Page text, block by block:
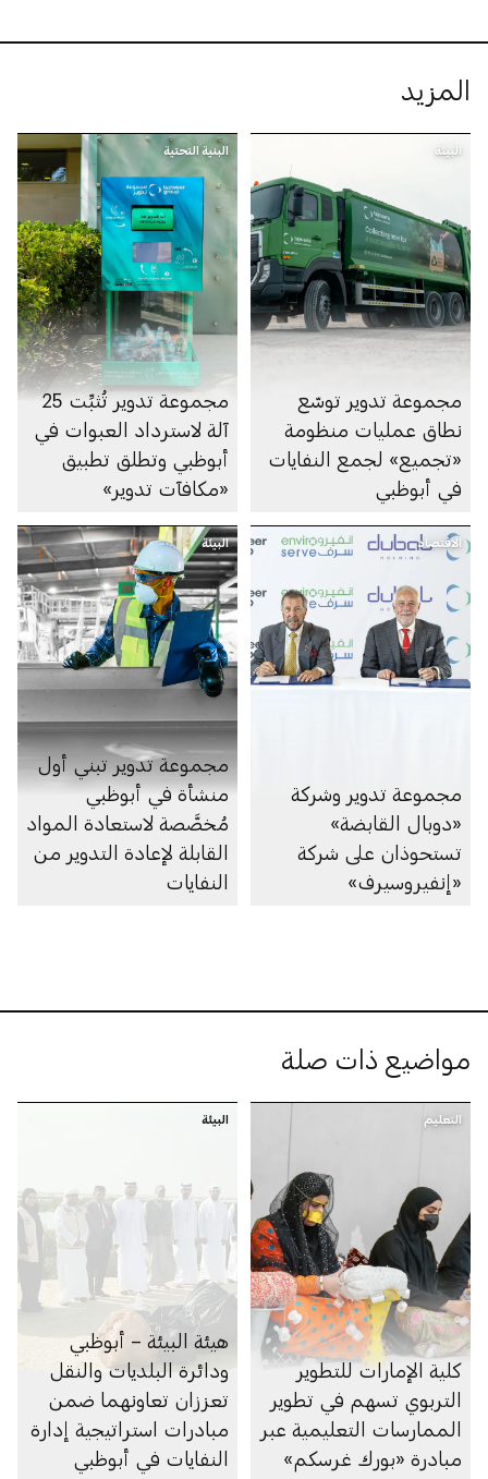
المزيد
البيئة
مجموعة تدوير توسّع
نطاق عمليات منظومة
«تجميع» لجمع النفايات
في أبوظبي
البنية التحتية
مجموعة تدوير تُثبِّت 25
آلة لاسترداد العبوات في
أبوظبي وتطلق تطبيق
«مكافآت تدوير»
الاقتصاد
مجموعة تدوير وشركة
«دوبال القابضة»
تستحوذان على شركة
«إنفيروسيرف»
البيئة
مجموعة تدوير تبني أول
منشأة في أبوظبي
مُخصَّصة لاستعادة المواد
القابلة لإعادة التدوير من
النفايات
مواضيع ذات صلة
التعليم
كلية الإمارات للتطوير
التربوي تسهم في تطوير
الممارسات التعليمية عبر
مبادرة «بورك غرسكم»
البيئة
هيئة البيئة – أبوظبي
ودائرة البلديات والنقل
تعززان تعاونهما ضمن
مبادرات استراتيجية إدارة
النفايات في أبوظبي